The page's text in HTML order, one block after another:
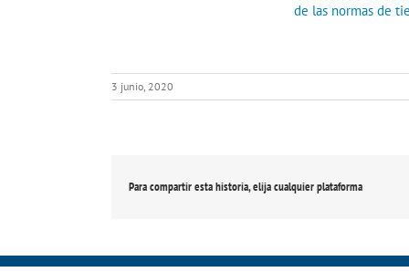
de las normas de
3 junio, 2020
Para compartir esta historia, elija cualquier plataforma